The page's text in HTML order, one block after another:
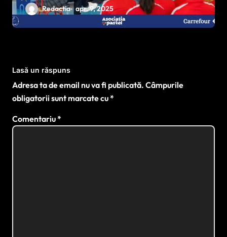
național pentru dezvoltarea
sportului paralimpic
Redactia apr. 9, 2025
Lasă un răspuns
Adresa ta de email nu va fi publicată. Câmpurile
obligatorii sunt marcate cu*
Comentariu*